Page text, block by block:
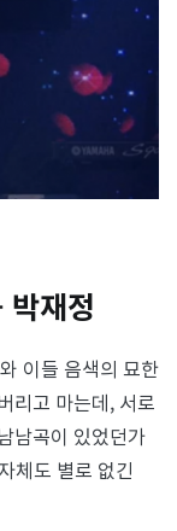
재정
이들 음색의 묘한
리고 마는데, 서로
남곡이 있었던가
체도 별로 없긴